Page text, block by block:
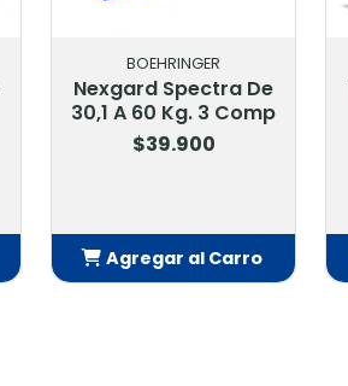
BOEHRINGER
Nexgard Spectra De
30,1 A 60 Kg. 3 Comp
$39.900
Agregar al Carro